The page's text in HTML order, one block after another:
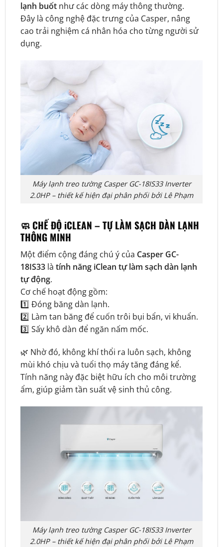
lạnh buốtnhư các dòng máy thông thường.
Đây là công nghệ đặc trưng của Casper, nâng
cao trải nghiệm cá nhân hóa cho từng người sử
dụng.
Máy lạnh treo tường Casper GC-18IS33 Inverter
2.0HP – thiết kế hiện đại phân phối bởi Lê Phạm
🧼 CHẾ ĐỘ iCLEAN – TỰ LÀM SẠCH DÀN LẠNH
THÔNG MINH
Một điểm cộng đáng chú ý của Casper GC-
18IS33là tính năng iClean tự làm sạch dàn lạnh
tự động.
Cơ chế hoạt động gồm:
1️⃣ Đóng băng dàn lạnh.
2️⃣ Làm tan băng để cuốn trôi bụi bẩn, vi khuẩn.
3️⃣ Sấy khô dàn để ngăn nấm mốc.
🌿 Nhờ đó, không khí thổi ra luôn sạch, không
mùi khó chịu và tuổi thọ máy tăng đáng kể.
Tính năng này đặc biệt hữu ích cho môi trường
ẩm, giúp giảm tần suất vệ sinh thủ công.
Máy lạnh treo tường Casper GC-18IS33 Inverter
2.0HP – thiết kế hiện đại phân phối bởi Lê Phạm